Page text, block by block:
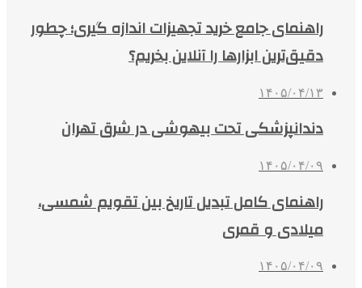
راهنمای جامع خرید تجهیزات اندازه گیری؛ چطور
دقیق‌ترین ابزارها را آنلاین بخریم؟
۱۴۰۵/۰۴/۱۳
دندانپزشکی تحت بیهوشی در شرق تهران
۱۴۰۵/۰۴/۰۹
راهنمای کامل تبدیل تاریخ بین تقویم شمسی،
میلادی و قمری
۱۴۰۵/۰۴/۰۹